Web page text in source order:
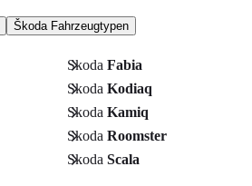
Škoda Fahrzeugtypen
Skoda Fabia
Skoda Kodiaq
Skoda Kamiq
Skoda Roomster
Skoda Scala